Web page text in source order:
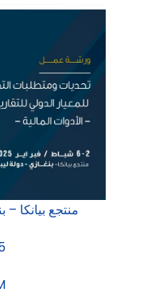
منتجع بيانكا –